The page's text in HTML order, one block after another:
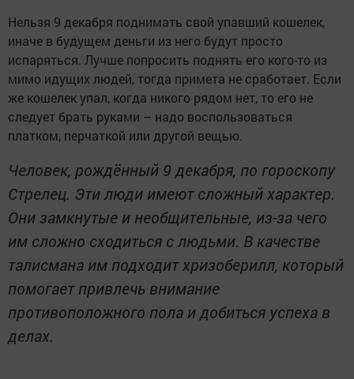
Нельзя 9 декабря поднимать свой упавший кошелек,
иначе в будущем деньги из него будут просто
испаряться. Лучше попросить поднять его кого-то из
мимо идущих людей, тогда примета не сработает. Если
же кошелек упал, когда никого рядом нет, то его не
следует брать руками – надо воспользоваться
платком, перчаткой или другой вещью.
Человек, рождённый 9 декабря, по гороскопу
Стрелец. Эти люди имеют сложный характер.
Они замкнутые и необщительные, из-за чего
им сложно сходиться с людьми. В качестве
талисмана им подходит хризоберилл, который
помогает привлечь внимание
противоположного пола и добиться успеха в
делах.